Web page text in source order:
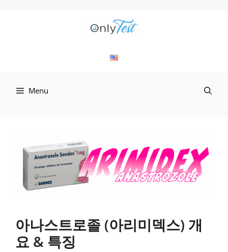
Menu
아나스트로졸 (아리미덱스) 개
요 & 특징